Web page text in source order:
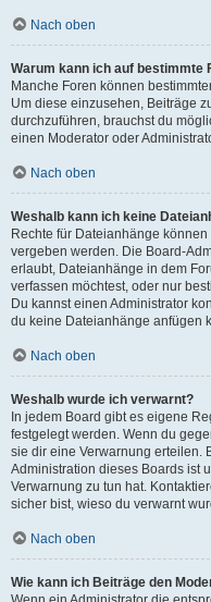
Nach oben
Warum kann ich auf bestimmte
Manche Foren können
Um diese einzusehen, Beiträge
durchzuführen, brauchst du
einen Moderator oder
Nach oben
Weshalb kann ich keine
Rechte für Dateianhänge
vergeben werden. Die Board-
erlaubt, Dateianhänge in dem
verfassen möchtest, oder nur
Du kannst einen Administrator
du keine Dateianhänge anfügen
Nach oben
Weshalb wurde ich verwarnt?
In jedem Board gibt es eigene
festgelegt werden. Wenn du
sie dir eine Verwarnung erteilen.
Administration dieses Boards ist
Verwarnung zu tun hat.
sicher bist, wieso du verwarnt
Nach oben
Wie kann ich Beiträge den